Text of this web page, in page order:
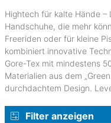
Hightech für kalte Hände
Handschuhe, die mehr
Freeriden oder für kleine
kombiniert innovative
Gore-Tex mit mindestens
Materialien aus dem
durchdachtem Design.
Filter anzeigen